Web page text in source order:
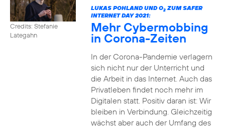
Credits: Stefanie
Lategahn
LUKAS POHLAND UND O2ZUM SAFER
INTERNET DAY 2021:
Mehr Cybermobbing
in Corona-Zeiten
In der Corona-Pandemie verlagern
sich nicht nur der Unterricht und
die Arbeit in das Internet. Auch das
Privatleben findet noch mehr im
Digitalen statt. Positiv daran ist: Wir
bleiben in Verbindung. Gleichzeitig
wächst aber auch der Umfang des